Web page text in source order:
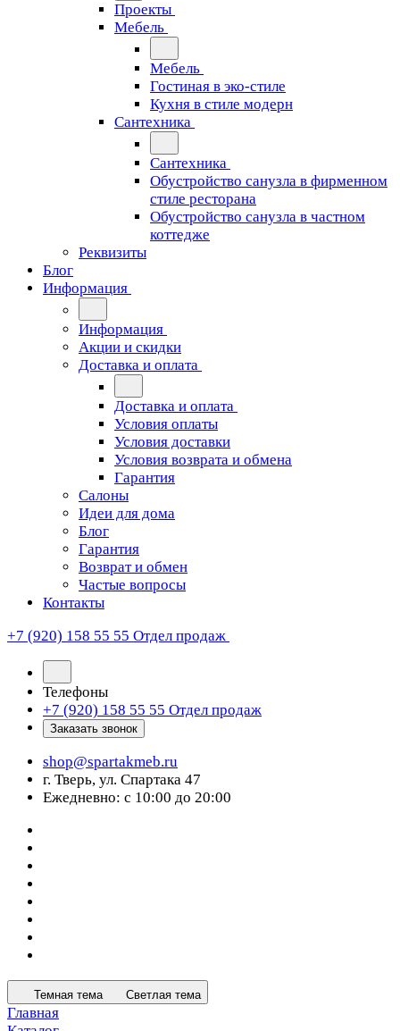
Проекты
Мебель
Мебель
Гостиная в эко-стиле
Кухня в стиле модерн
Сантехника
Сантехника
Обустройство санузла в фирменном
стиле ресторана
Обустройство санузла в частном
коттедже
Реквизиты
Блог
Информация
Информация
Акции и скидки
Доставка и оплата
Доставка и оплата
Условия оплаты
Условия доставки
Условия возврата и обмена
Гарантия
Салоны
Идеи для дома
Блог
Гарантия
Возврат и обмен
Частые вопросы
Контакты
+7 (920) 158 55 55 Отдел продаж
Телефоны
+7 (920) 158 55 55 Отдел продаж
Заказать звонок
shop@spartakmeb.ru
г. Тверь, ул. Спартака 47
Ежедневно: с 10:00 до 20:00
Темная тема Светлая тема
Главная